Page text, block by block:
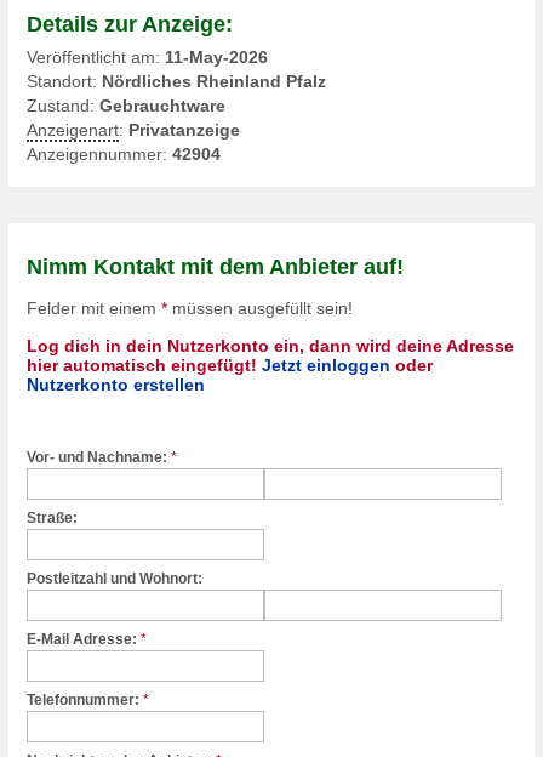
Details zur Anzeige:
Veröffentlicht am: 11-May-2026
Standort: Nördliches Rheinland Pfalz
Zustand: Gebrauchtware
Anzeigenart: Privatanzeige
Anzeigennummer: 42904
Nimm Kontakt mit dem Anbieter auf!
Felder mit einem * müssen ausgefüllt sein!
Log dich in dein Nutzerkonto ein, dann wird deine Adresse
hier automatisch eingefügt! Jetzt einloggen oder
Nutzerkonto erstellen
Vor- und Nachname: *
Straße:
Postleitzahl und Wohnort:
E-Mail Adresse: *
Telefonnummer: *